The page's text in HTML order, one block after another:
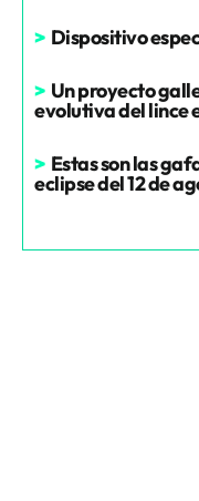
> Dispositivo
> Un proyecto
evolutiva del lince
> Estas son las
eclipse del 12 de